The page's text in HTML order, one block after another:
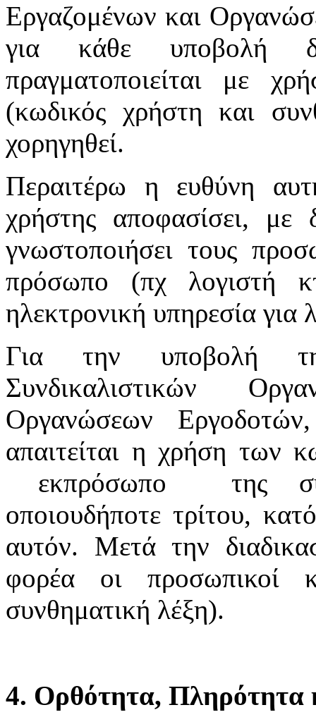
Εργαζομένων και
για κάθε υποβολή
πραγματοποιείται με
(κωδικός χρήστη και
χορηγηθεί.
Περαιτέρω η ευθύνη
χρήστης αποφασίσει, με
γνωστοποιήσει τους
πρόσωπο (πχ λογιστή
ηλεκτρονική υπηρεσία για
Για την υποβολή
Συνδικαλιστικών
Οργανώσεων
απαιτείται η χρήση των
εκπρόσωπο της
οποιουδήποτε τρίτου,
αυτόν. Μετά την
φορέα οι προσωπικοί
συνθηματική λέξη).
4. Ορθότητα, Πληρότητα